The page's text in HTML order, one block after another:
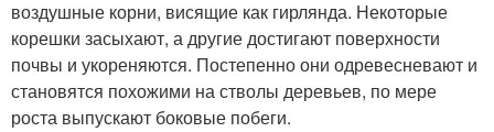
воздушные корни, висящие как гирлянда. Некоторые
корешки засыхают, а другие достигают поверхности
почвы и укореняются. Постепенно они одревесневают и
становятся похожими на стволы деревьев, по мере
роста выпускают боковые побеги.